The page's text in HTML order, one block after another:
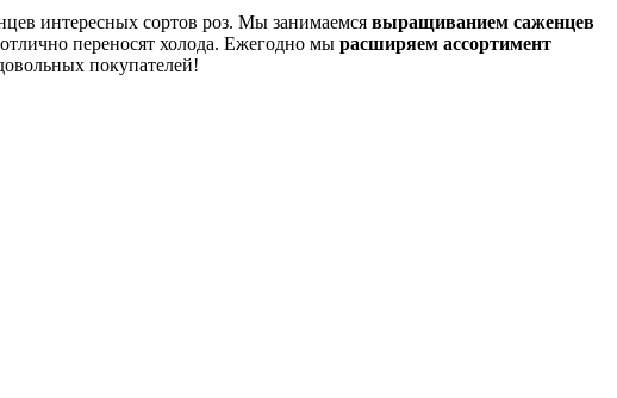
интересных сортов роз. Мы занимаемся выращиванием саженцев
переносят холода. Ежегодно мы расширяем ассортимент
покупателей!